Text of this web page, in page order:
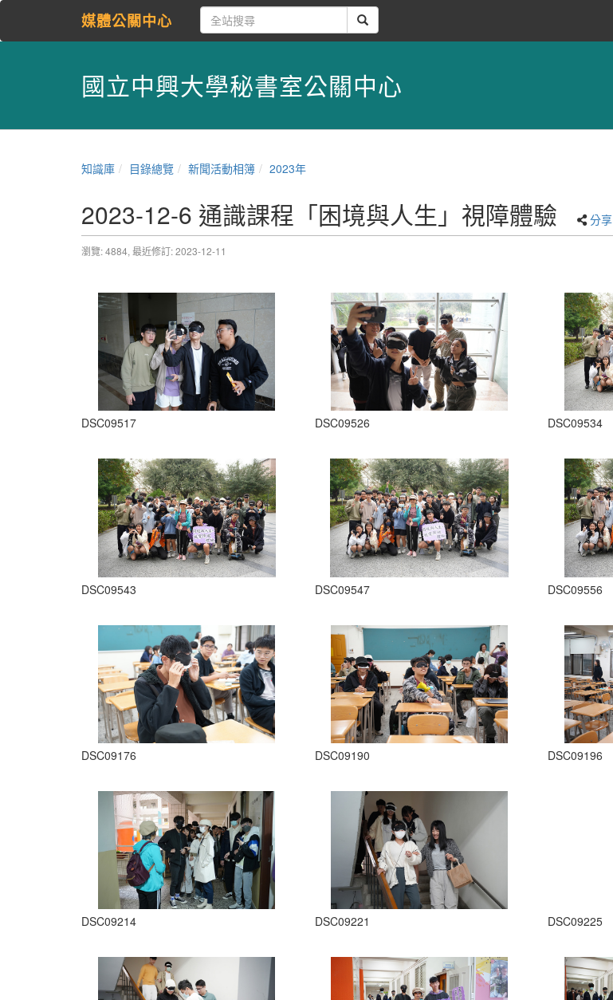
媒體公關中心
國立中興大學秘書室公關中心
知識庫 目錄總覽 新聞活動相簿 2023年
2023-12-6 通識課程「困境與人生」視障體驗 分享
瀏覽: 4884, 最近修訂: 2023-12-11
DSC09517 DSC09526 DSC09534
DSC09543 DSC09547 DSC09556
DSC09176 DSC09190 DSC09196
DSC09214 DSC09221 DSC09225